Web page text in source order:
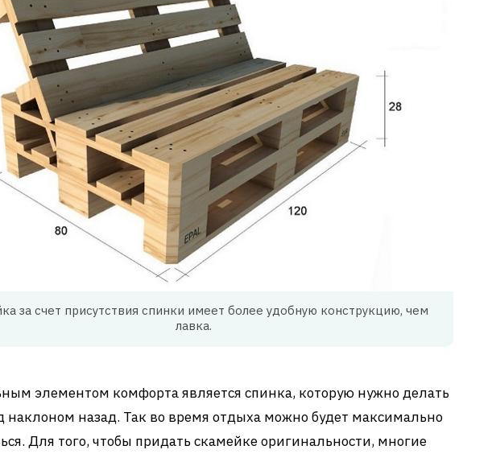
за счет присутствия спинки имеет более удобную конструкцию, чем
лавка.
элементом комфорта является спинка, которую нужно делать
наклоном назад. Так во время отдыха можно будет максимально
Для того, чтобы придать скамейке оригинальности, многие